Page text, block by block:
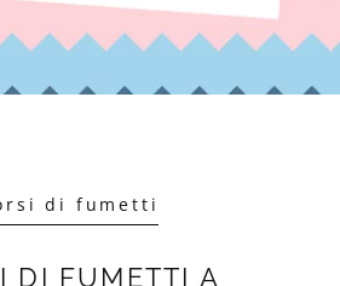
di fumetti
DI FUMETTI A